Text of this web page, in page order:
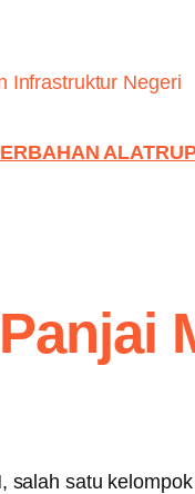
Infrastruktur Negeri
BAHAN ALAT
salah satu